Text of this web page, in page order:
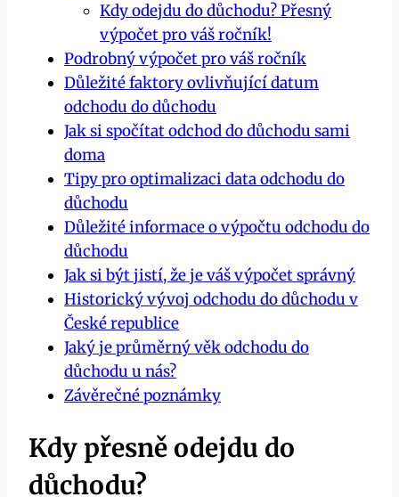
Kdy odejdu do důchodu? Přesný
výpočet pro váš ročník!
Podrobný výpočet pro váš ročník
Důležité faktory ovlivňující datum
odchodu do důchodu
Jak si spočítat odchod do důchodu sami
doma
Tipy pro optimalizaci data odchodu do
důchodu
Důležité informace o výpočtu odchodu do
důchodu
Jak si být jistí, že je váš výpočet správný
Historický vývoj odchodu do důchodu v
České republice
Jaký je průměrný věk odchodu do
důchodu u nás?
Závěrečné poznámky
Kdy přesně odejdu do
důchodu?